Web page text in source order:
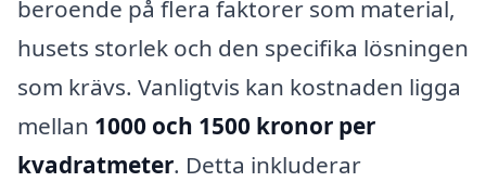
beroende på flera faktorer som material,
husets storlek och den specifika lösningen
som krävs. Vanligtvis kan kostnaden ligga
mellan 1000 och 1500 kronor per
kvadratmeter. Detta inkluderar